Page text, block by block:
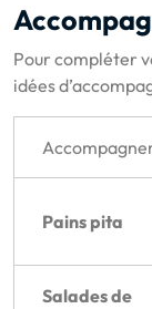
Pour compléter
idées
Pains pita
Salades de